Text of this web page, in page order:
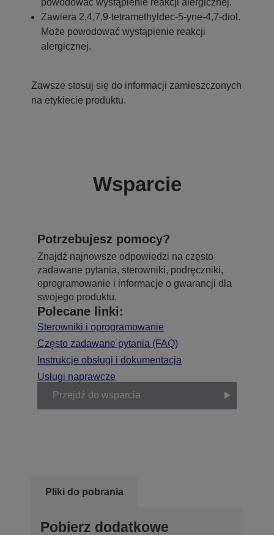
Zawiera 2,4,7,9-tetramethyldec-5-yne-4,7-diol.
Może powodować wystąpienie reakcji
alergicznej.
Zawsze stosuj się do informacji zamieszczonych
na etykiecie produktu.
Wsparcie
Potrzebujesz pomocy?
Znajdź najnowsze odpowiedzi na często
zadawane pytania, sterowniki, podręczniki,
oprogramowanie i informacje o gwarancji dla
swojego produktu.
Polecane linki:
Sterowniki i oprogramowanie
Często zadawane pytania (FAQ)
Instrukcje obsługi i dokumentacja
Usługi naprawcze
Przejdź do wsparcia
Pliki do pobrania
Pobierz dodatkowe